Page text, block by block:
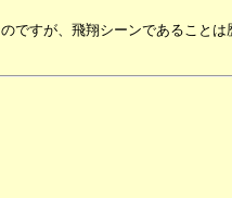
ですが、飛翔シーンであることは